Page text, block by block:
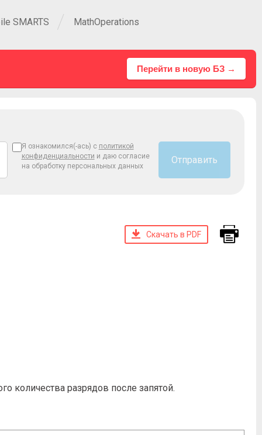
SMARTS MathOperations
Перейти в новую БЗ →
Я ознакомился(-ась) с политикой
конфиденциальности и даю согласие
на обработку персональных данных
Отправить
Скачать в PDF
количества разрядов после запятой.